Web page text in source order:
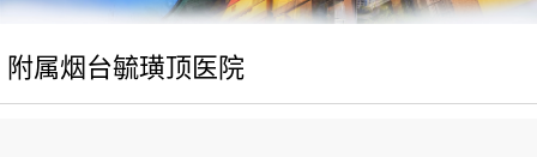
附属烟台毓璜顶医院